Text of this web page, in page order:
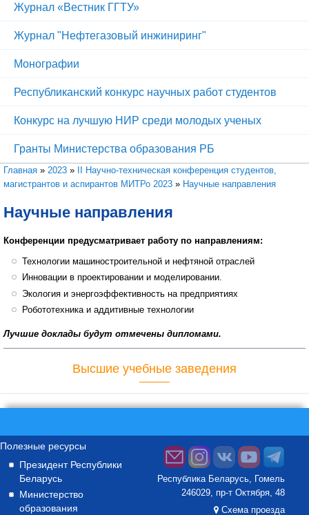
Журнал «Вестник ГГТУ»
Журнал "Нефтегазовый инжиниринг"
Монографии
Республиканский конкурс научных работ студентов
Конкурс на лучшую НИР среди молодых ученых
Гранты Министерства образования РБ
Вы здесь
Главная » 2023 »
II Научно-техническая конференция студентов,
магистрантов и аспирантов МИТРо 2023 » Научные направления
Научные направления
Конференции предусматривает работу по направлениям:
Технологии машиностроительной и нефтяной отраслей
Инновации в проектировании и моделировании.
Экология и энергоэффективность на предприятиях
Робототехника и аддитивные технологии
Лучшие доклады будут отмечены дипломами.
Высшие учебные заведения
Полезные ресурсы
Президент Республики
Беларусь
Министерство
образования
Республика Беларусь, Гомель
246029, пр-т Октября, 48
Схема проезда